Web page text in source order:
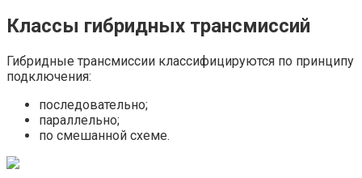
Классы гибридных трансмиссий
Гибридные трансмиссии классифицируются по принципу
подключения:
последовательно;
параллельно;
по смешанной схеме.